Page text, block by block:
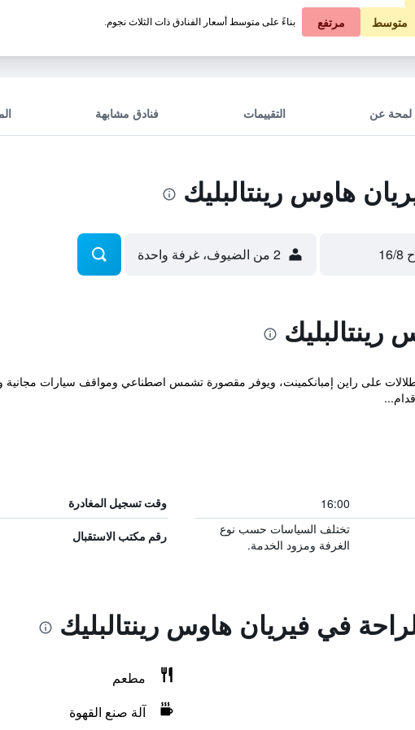
لمحة عن التقييمات فنادق مشابهة
هاوس رينتالبليك
ح 16/8 2 من الضيوف، غرفة واحدة
بإطلالات على راين إمبانكمينت، ويوفر مقصورة تشمس اصطناعي ومواقف سيارات مجانية
16:00 وقت تسجيل المغادرة
تختلف السياسات حسب نوع
الغرفة ومزود الخدمة.
رقم مكتب الاستقبال
في فيريان هاوس رينتالبليك
مطعم
آلة صنع القهوة
متوسط مرتفع بناءً على متوسط أسعار الفنادق ذات الثلاث نجوم.